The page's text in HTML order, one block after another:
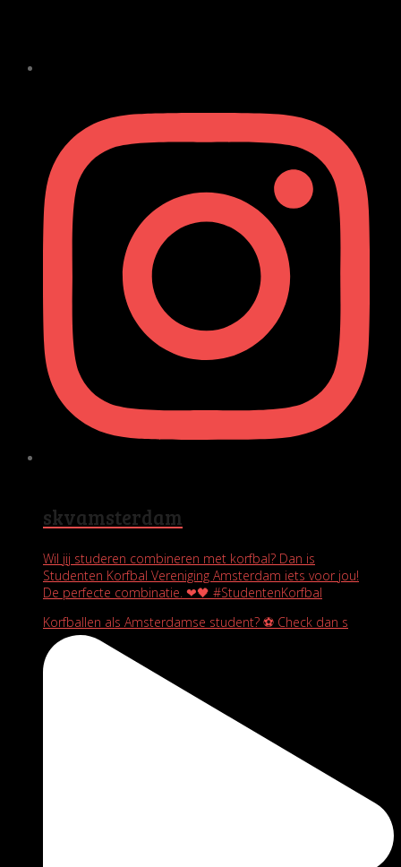
skvamsterdam
Wil jij studeren combineren met korfbal? Dan is
Studenten Korfbal Vereniging Amsterdam iets voor jou!
De perfecte combinatie. ❤🖤 #StudentenKorfbal
Korfballen als Amsterdamse student? ⚽️ Check dan s